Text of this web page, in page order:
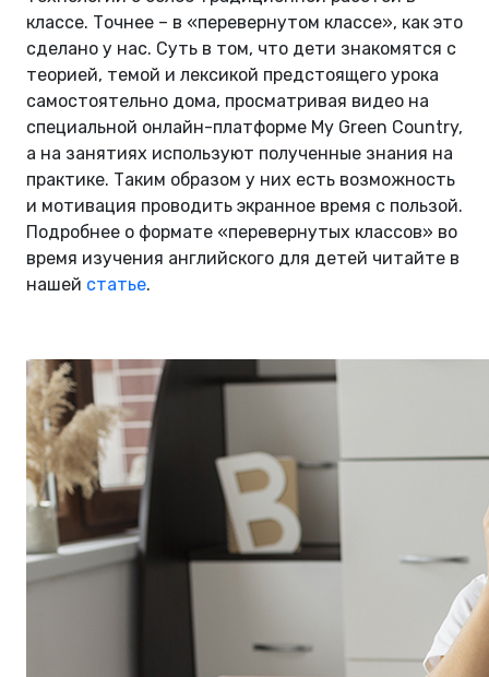
классе. Точнее – в «перевернутом классе», как это
сделано у нас. Суть в том, что дети знакомятся с
теорией, темой и лексикой предстоящего урока
самостоятельно дома, просматривая видео на
специальной онлайн-платформе My Green Country,
а на занятиях используют полученные знания на
практике. Таким образом у них есть возможность
и мотивация проводить экранное время с пользой.
Подробнее о формате «перевернутых классов» во
время изучения английского для детей читайте в
нашей статье.